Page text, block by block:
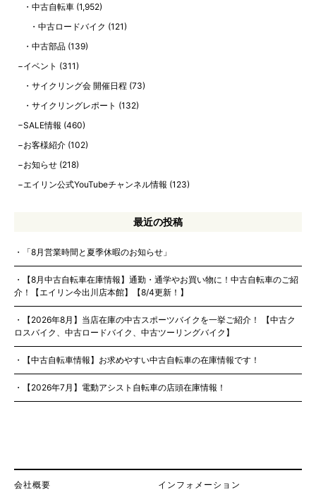
中古自転車 (1,952)
中古ロードバイク (121)
中古部品 (139)
イベント (311)
サイクリング会 開催日程 (73)
サイクリングレポート (132)
SALE情報 (460)
お客様紹介 (102)
お知らせ (218)
エイリン公式YouTubeチャンネル情報 (123)
最近の投稿
「8月営業時間と夏季休暇のお知らせ」
【8月中古自転車在庫情報】通勤・通学やお買い物に！中古自転車のご紹
介！【エイリン今出川店本館】【8/4更新！】
【2026年8月】当店在庫の中古スポーツバイクを一挙ご紹介！ 【中古ク
ロスバイク、中古ロードバイク、中古ツーリングバイク】
【中古自転車情報】お求めやすい中古自転車の在庫情報です！
【2026年7月】電動アシスト自転車の店頭在庫情報！
会社概要 インフォメーション